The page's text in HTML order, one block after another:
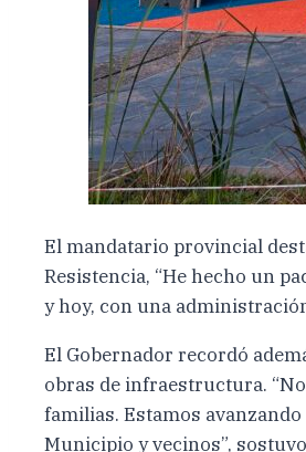
El mandatario provincial
Resistencia, “He hecho un
y hoy, con una
El Gobernador recordó
obras de infraestructura.
familias. Estamos
Municipio y vecinos”,